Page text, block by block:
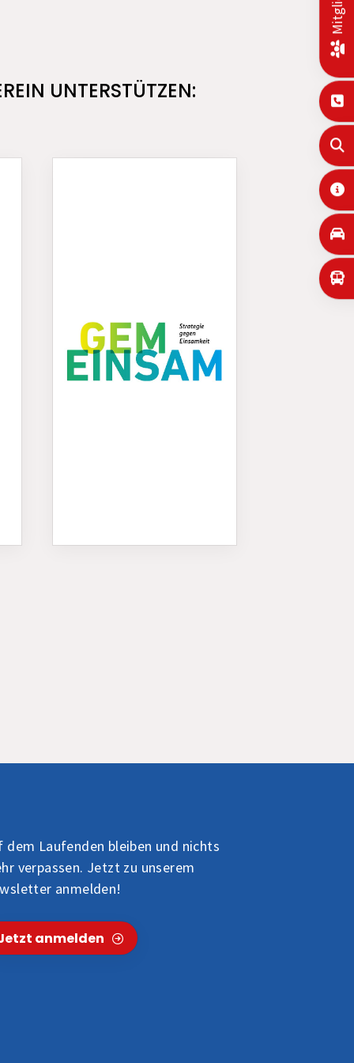
UNTERSTÜTZEN:
dem Laufenden bleiben und nichts
verpassen. Jetzt zu unserem
anmelden!
anmelden